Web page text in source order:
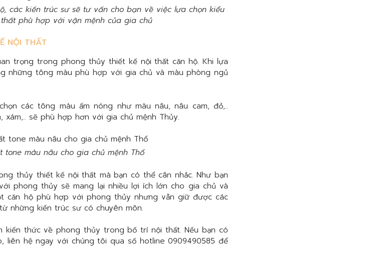
các kiến trúc sư sẽ tư vấn cho bạn về việc lựa chọn kiểu
phù hợp với vận mệnh của gia chủ
NỘI THẤT
trọng trong phong thủy thiết kế nội thất căn hộ. Khi lựa
những tông màu phù hợp với gia chủ và màu phòng ngủ
các tông màu ấm nóng như màu nâu, nâu cam, đỏ,..
sẽ phù hợp hơn với gia chủ mệnh Thủy.
tone màu nâu cho gia chủ mệnh Thổ
thủy thiết kế nội thất mà bạn có thể cân nhắc. Như bạn
phong thủy sẽ mang lại nhiều lợi ích lớn cho gia chủ và
căn hộ phù hợp với phong thủy nhưng vẫn giữ được các
những kiến trúc sư có chuyên môn.
kiến thức về phong thủy trong bố trí nội thất. Nếu bạn có
liên hệ ngay với chúng tôi qua số hotline 0909490585 để